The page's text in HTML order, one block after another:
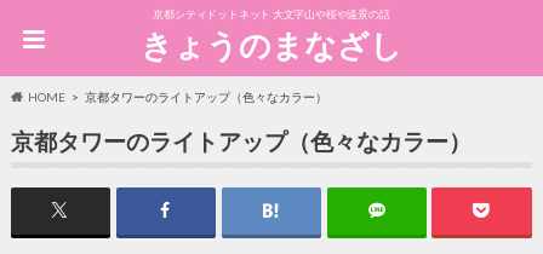
京都シティドットネット 大文字山や桜や遠景の話
きょうのまなざし
HOME 京都タワーのライトアップ（色々なカラー）
京都タワーのライトアップ（色々なカラー）